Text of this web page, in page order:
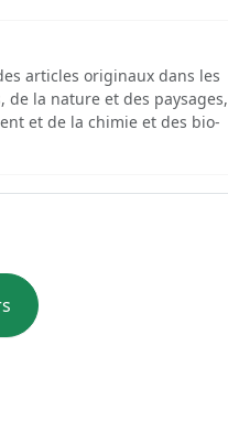
articles originaux dans les
de la nature et des paysages,
et de la chimie et des bio-